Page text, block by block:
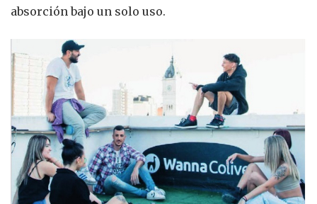
absorción bajo un solo uso.